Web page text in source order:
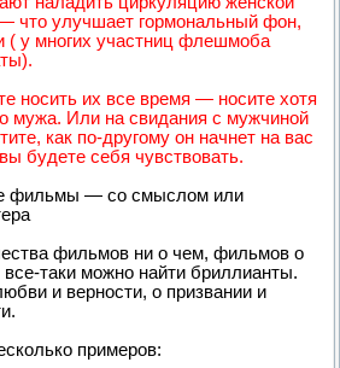
что улучшает гормональный фон,
( у многих участниц флешмоба
носить их все время — носите хотя
мужа. Или на свидания с мужчиной
как по-другому он начнет на вас
будете себя чувствовать.
фильмы — со смыслом или
фильмов ни о чем, фильмов о
таки можно найти бриллианты.
и верности, о призвании и
примеров: